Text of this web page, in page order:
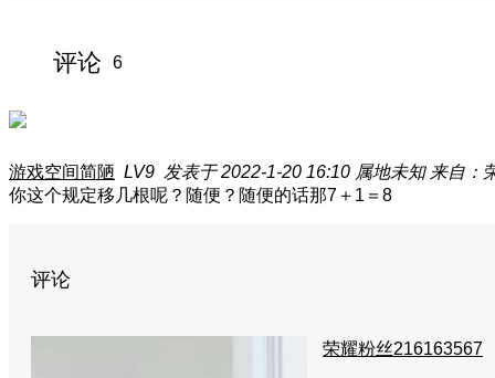
评论 6
游戏空间简陋 LV9 发表于 2022-1-20 16:10 属地未知 来自：
你这个规定移几根呢？随便？随便的话那7＋1＝8
评论
荣耀粉丝216163567